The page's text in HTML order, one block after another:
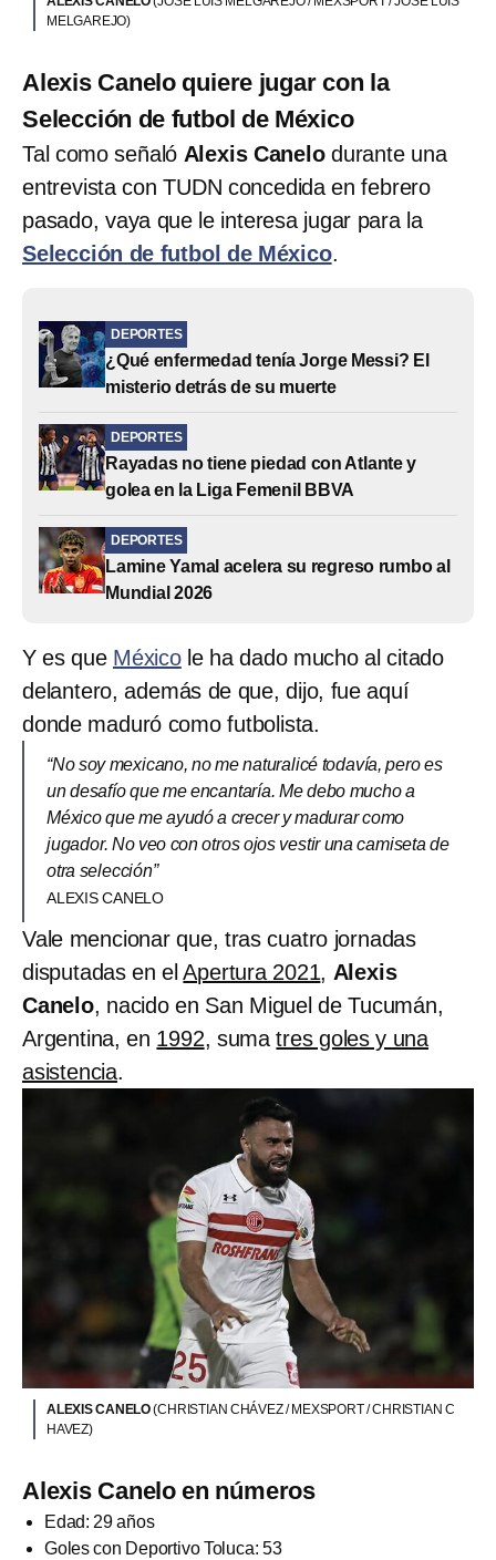
MELGAREJO)
Alexis Canelo quiere jugar con la
Selección de futbol de México
Tal como señaló Alexis Canelodurante una
entrevista con TUDN concedida en febrero
pasado, vaya que le interesa jugar para la
Selección de futbol de México.
DEPORTES
¿Qué enfermedad tenía Jorge Messi? El
misterio detrás de su muerte
DEPORTES
Rayadas no tiene piedad con Atlante y
golea en la Liga Femenil BBVA
DEPORTES
Lamine Yamal acelera su regreso rumbo al
Mundial 2026
Y es que Méxicole ha dado mucho al citado
delantero, además de que, dijo, fue aquí
donde maduró como futbolista.
“No soy mexicano, no me naturalicé todavía, pero es
un desafío que me encantaría. Me debo mucho a
México que me ayudó a crecer y madurar como
jugador. No veo con otros ojos vestir una camiseta de
otra selección”
ALEXIS CANELO
Vale mencionar que, tras cuatro jornadas
disputadas en elApertura 2021, Alexis
Canelo, nacido en San Miguel de Tucumán,
Argentina, en 1992, sumatres goles y una
asistencia.
ALEXIS CANELO(CHRISTIAN CHÁVEZ / MEXSPORT / CHRISTIAN C
HAVEZ)
Alexis Canelo en números
Edad: 29 años
Goles con Deportivo Toluca: 53